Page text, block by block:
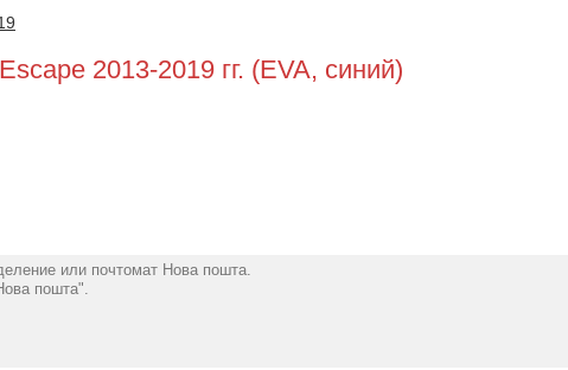
2013-2019 гг. (EVA, синий)
или почтомат Нова пошта.
пошта".